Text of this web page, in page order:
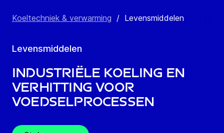
Koeltechniek & verwarming / Levensmiddelen
Levensmiddelen
Industriële koeling en
verhitting voor
voedselprocessen